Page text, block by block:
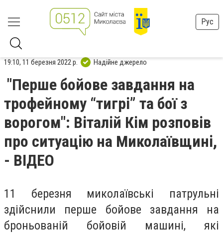
Рус
19:10, 11 березня 2022 р. Надійне джерело
"Перше бойове завдання на
трофейному “тигрі” та бої з
ворогом": Віталій Кім розповів
про ситуацію на Миколаївщині,
- ВІДЕО
11 березня миколаївські патрульні
здійснили перше бойове завдання на
броньованій бойовій машині, які